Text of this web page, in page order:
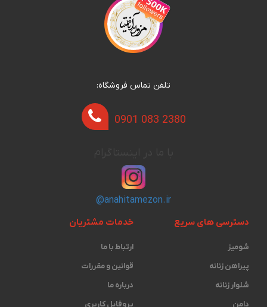
تلفن تماس فروشگاه:
0901 083 2380
@anahitamezon.ir
دسترسی های سریع
شومیز
پیراهن زنانه
شلوار زنانه
دامن
خدمات مشتریان
ارتباط با ما
قوانین و مقررات
درباره ما
پروفایل کاربری